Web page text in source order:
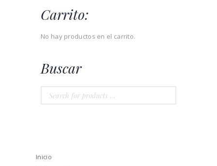
Carrito:
No hay productos en el carrito.
Buscar
Inicio